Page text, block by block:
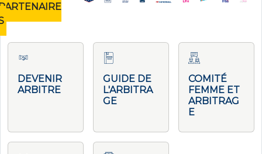
DEVENIR
ARBITRE
GUIDE DE
L'ARBITRA
GE
COMITÉ
FEMME ET
ARBITRAG
E